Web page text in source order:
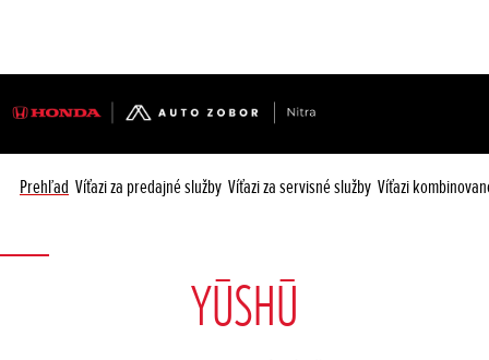
Prehľad Víťazi za predajné služby Víťazi za servisné služby Víťazi
YŪSHŪ